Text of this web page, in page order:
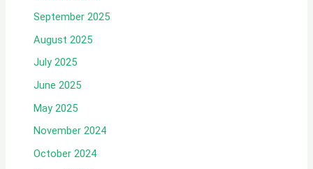
September 2025
August 2025
July 2025
June 2025
May 2025
November 2024
October 2024